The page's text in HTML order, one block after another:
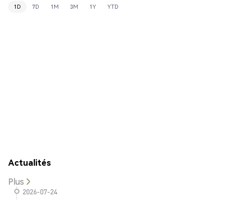
1D 7D 1M 3M 1Y YTD
Actualités
Plus
2026-07-24